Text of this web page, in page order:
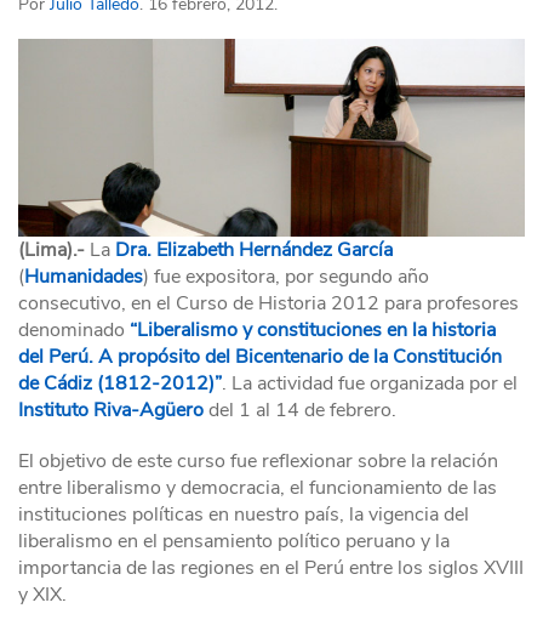
(Lima).- La Dra. Elizabeth Hernández García
(Humanidades) fue expositora, por segundo año
consecutivo, en el Curso de Historia 2012 para profesores
denominado “Liberalismo y constituciones en la historia
del Perú. A propósito del Bicentenario de la Constitución
de Cádiz (1812-2012)”. La actividad fue organizada por el
Instituto Riva-Agüerodel 1 al 14 de febrero.
El objetivo de este curso fue reflexionar sobre la relación
entre liberalismo y democracia, el funcionamiento de las
instituciones políticas en nuestro país, la vigencia del
liberalismo en el pensamiento político peruano y la
importancia de las regiones en el Perú entre los siglos XVIII
y XIX.